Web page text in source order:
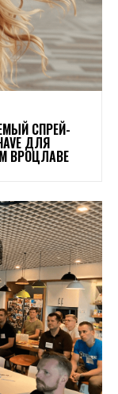
СПРЕЙ-
ДЛЯ
ВРОЦЛАВЕ